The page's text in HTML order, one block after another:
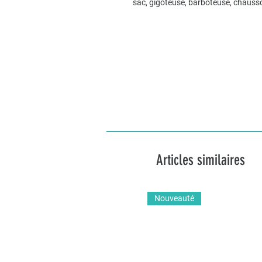
sac, gigoteuse, barboteuse,
Articles similaires
Nouveauté